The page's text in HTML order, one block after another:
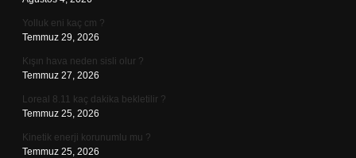
Yolluk eni kaç cm ?
Temmuz 29, 2026
Kışın hava neden sisli olur ?
Temmuz 27, 2026
Loreal 8.11 kaç dakika bekletilir ?
Temmuz 25, 2026
Kinetik enerji korunumlu mu ?
Temmuz 25, 2026